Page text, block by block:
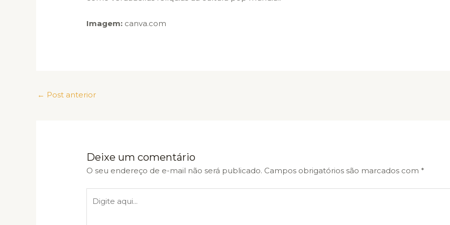
Imagem: canva.com
← Post anterior
Deixe um comentário
O seu endereço de e-mail não será publicado. Campos obrigatórios são marcados com *
aqui...